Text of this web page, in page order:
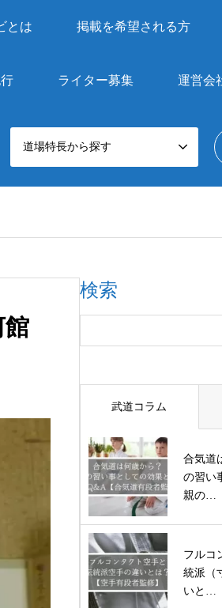
とは 掲載を希望される方
ライター募集 運営会
道場特長から探す
館
検索
武道コラム
合気道
の習い
親の…
フルコ
統派（
いと…